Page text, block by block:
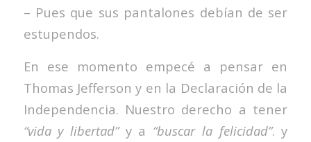
– Pues que sus pantalones debían de ser
estupendos.
En ese momento empecé a pensar en
Thomas Jefferson y en la Declaración de la
Independencia. Nuestro derecho a tener
“vida y libertad”y a “buscar la felicidad”. y